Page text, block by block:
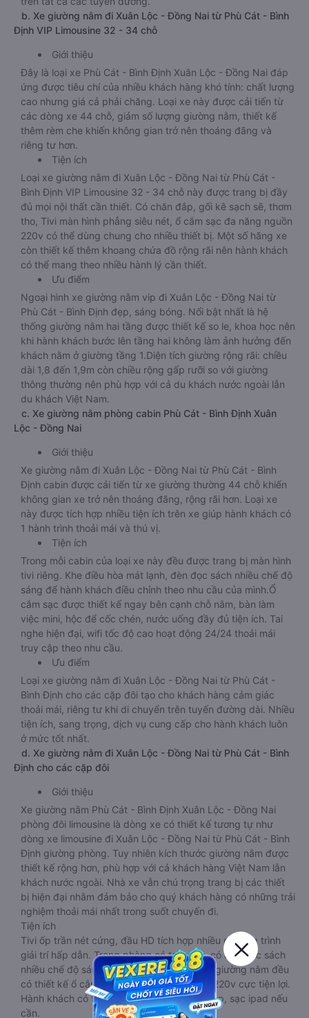
Ưu điểm nổi trội của loại xe này chính là giá cả phải chăng,
phù hợp với nhiều đối tượng khách hàng, thời gian di chuyển
linh hoạt. Hành khách có thể dễ dàng chọn lựa hãng xe này
trên tất cả các tuyến đường.
b. Xe giường nằm đi Xuân Lộc - Đồng Nai từ Phù Cát - Bình
Định VIP Limousine 32 - 34 chỗ
Giới thiệu
Đây là loại xe Phù Cát - Bình Định Xuân Lộc - Đồng Nai đáp
ứng được tiêu chí của nhiều khách hàng khó tính: chất lượng
cao nhưng giá cả phải chăng. Loại xe này được cải tiến từ
các dòng xe 44 chỗ, giảm số lượng giường nằm, thiết kế
thêm rèm che khiến không gian trở nên thoáng đãng và
riêng tư hơn.
Tiện ích
Loại xe giường nằm đi Xuân Lộc - Đồng Nai từ Phù Cát -
Bình Định VIP Limousine 32 - 34 chỗ này được trang bị đầy
đủ mọi nội thất cần thiết. Có chăn đắp, gối kê sạch sẽ, thơm
tho, Tivi màn hình phẳng siêu nét, ổ cắm sạc đa năng nguồn
220v có thể dùng chung cho nhiều thiết bị. Một số hãng xe
còn thiết kế thêm khoang chứa đồ rộng rãi nên hành khách
có thể mang theo nhiều hành lý cần thiết.
Ưu điểm
Ngoại hình xe giường nằm vip đi Xuân Lộc - Đồng Nai từ
Phù Cát - Bình Định đẹp, sáng bóng. Nổi bật nhất là hệ
thống giường nằm hai tầng được thiết kế so le, khoa học nên
khi hành khách bước lên tầng hai không làm ảnh hưởng đến
khách nằm ở giường tầng 1.Diện tích giường rộng rãi: chiều
dài 1,8 đến 1,9m còn chiều rộng gấp rưỡi so với giường
thông thường nên phù hợp với cả du khách nước ngoài lẫn
du khách Việt Nam.
c. Xe giường nằm phòng cabin Phù Cát - Bình Định Xuân
Lộc - Đồng Nai
Giới thiệu
Xe giường nằm đi Xuân Lộc - Đồng Nai từ Phù Cát - Bình
Định cabin được cải tiến từ xe giường thường 44 chỗ khiến
không gian xe trở nên thoáng đãng, rộng rãi hơn. Loại xe
này được tích hợp nhiều tiện ích trên xe giúp hành khách có
1 hành trình thoải mái và thú vị.
Tiện ích
Trong mỗi cabin của loại xe này đều được trang bị màn hình
tivi riêng. Khe điều hòa mát lạnh, đèn đọc sách nhiều chế độ
sáng để hành khách điều chỉnh theo nhu cầu của mình.Ổ
cắm sạc được thiết kế ngay bên cạnh chỗ nằm, bàn làm
việc mini, hộc để cốc chén, nước uống đầy đủ tiện ích. Tai
nghe hiện đại, wifi tốc độ cao hoạt động 24/24 thoải mái
truy cập theo nhu cầu.
Ưu điểm
Loại xe giường nằm đi Xuân Lộc - Đồng Nai từ Phù Cát -
Bình Định cho các cặp đôi tạo cho khách hàng cảm giác
thoải mái, riêng tư khi di chuyển trên tuyến đường dài. Nhiều
tiện ích, sang trọng, dịch vụ cung cấp cho hành khách luôn
ở mức tốt nhất.
d. Xe giường nằm đi Xuân Lộc - Đồng Nai từ Phù Cát - Bình
Định cho các cặp đôi
Giới thiệu
Xe giường nằm Phù Cát - Bình Định Xuân Lộc - Đồng Nai
phòng đôi limousine là dòng xe có thiết kế tương tự như
dòng xe limousine đi Xuân Lộc - Đồng Nai từ Phù Cát - Bình
Định giường phòng. Tuy nhiên kích thước giường nằm được
thiết kế rộng hơn, phù hợp với cả khách hàng Việt Nam lẫn
khách nước ngoài. Nhà xe vẫn chú trọng trang bị các thiết
bị hiện đại nhằm đảm bảo cho quý khách hàng có những trải
nghiệm thoải mái nhất trong suốt chuyến đi.
Tiện ích
Tivi ốp trần nét cứng, đầu HD tích hợp nhiều chương trình
giải trí hấp dẫn. Trong phòng có tai nghe, có đèn đọc sách